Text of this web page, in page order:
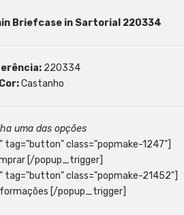
Briefcase in Sartorial 220334
220334
Cor:Castanho
uma das opções
tag="button" class="popmake-1247"]
[/popup_trigger]
tag="button" class="popmake-21452"]
[/popup_trigger]